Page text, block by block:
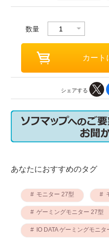
数量
シェアする
あなたにおすすめのタグ
モニター 27型
ゲーミングモニター 27型
IO DATA ゲーミングモニタ